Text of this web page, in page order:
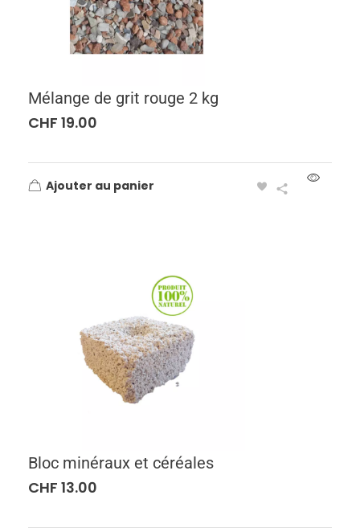
Mélange de grit rouge 2 kg
CHF 19.00
Ajouter au panier
Bloc minéraux et céréales
CHF 13.00